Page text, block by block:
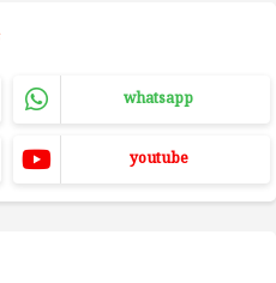
whatsapp
youtube